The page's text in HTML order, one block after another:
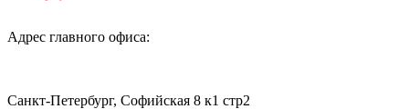
Адрес главного офиса:
Санкт-Петербург, Софийская 8 к1 стр2